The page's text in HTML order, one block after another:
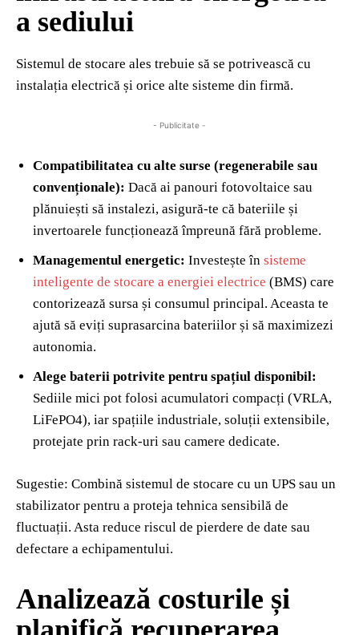
a sediului
Sistemul de stocare ales trebuie să se potrivească cu
instalația electrică și orice alte sisteme din firmă.
- Publicitate -
Compatibilitatea cu alte surse (regenerabile sau
convenționale): Dacă ai panouri fotovoltaice sau
plănuiești să instalezi, asigură-te că bateriile și
invertoarele funcționează împreună fără probleme.
Managementul energetic: Investește în sisteme
inteligente de stocare a energiei electrice (BMS) care
contorizează sursa și consumul principal. Aceasta te
ajută să eviți suprasarcina bateriilor și să maximizezi
autonomia.
Alege baterii potrivite pentru spațiul disponibil:
Sediile mici pot folosi acumulatori compacți (VRLA,
LiFePO4), iar spațiile industriale, soluții extensibile,
protejate prin rack-uri sau camere dedicate.
Sugestie: Combină sistemul de stocare cu un UPS sau un
stabilizator pentru a proteja tehnica sensibilă de
fluctuații. Asta reduce riscul de pierdere de date sau
defectare a echipamentului.
Analizează costurile și